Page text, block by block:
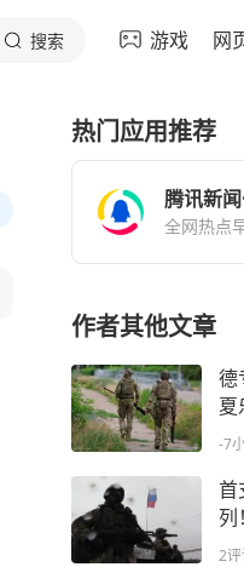
搜索 游戏 网
热门应用推荐
腾讯新
全网热点
作者其他文章
德
夏
-7
首
列
分
2